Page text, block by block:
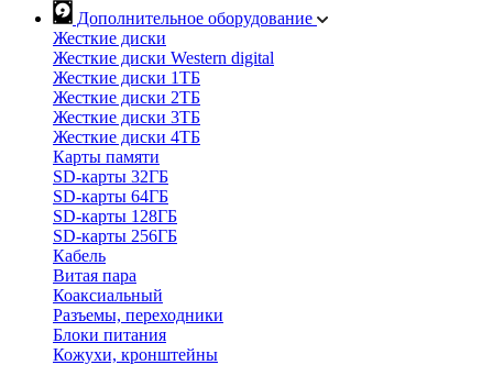
Дополнительное оборудование
Жесткие диски
Жесткие диски Western digital
Жесткие диски 1ТБ
Жесткие диски 2ТБ
Жесткие диски 3ТБ
Жесткие диски 4ТБ
Карты памяти
SD-карты 32ГБ
SD-карты 64ГБ
SD-карты 128ГБ
SD-карты 256ГБ
Кабель
Витая пара
Коаксиальный
Разъемы, переходники
Блоки питания
Кожухи, кронштейны